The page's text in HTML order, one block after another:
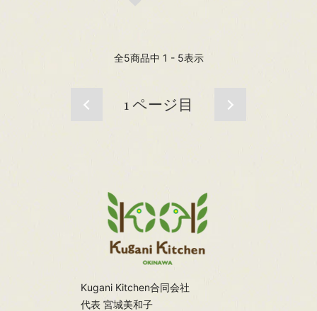
全5商品中 1 - 5表示
1 ページ目
Kugani Kitchen合同会社
代表 宮城美和子